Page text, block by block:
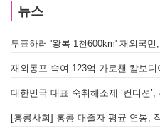
뉴스
투표하러 '왕복 1천600km' 재외국
재외동포 속여 123억 가로챈 캄보